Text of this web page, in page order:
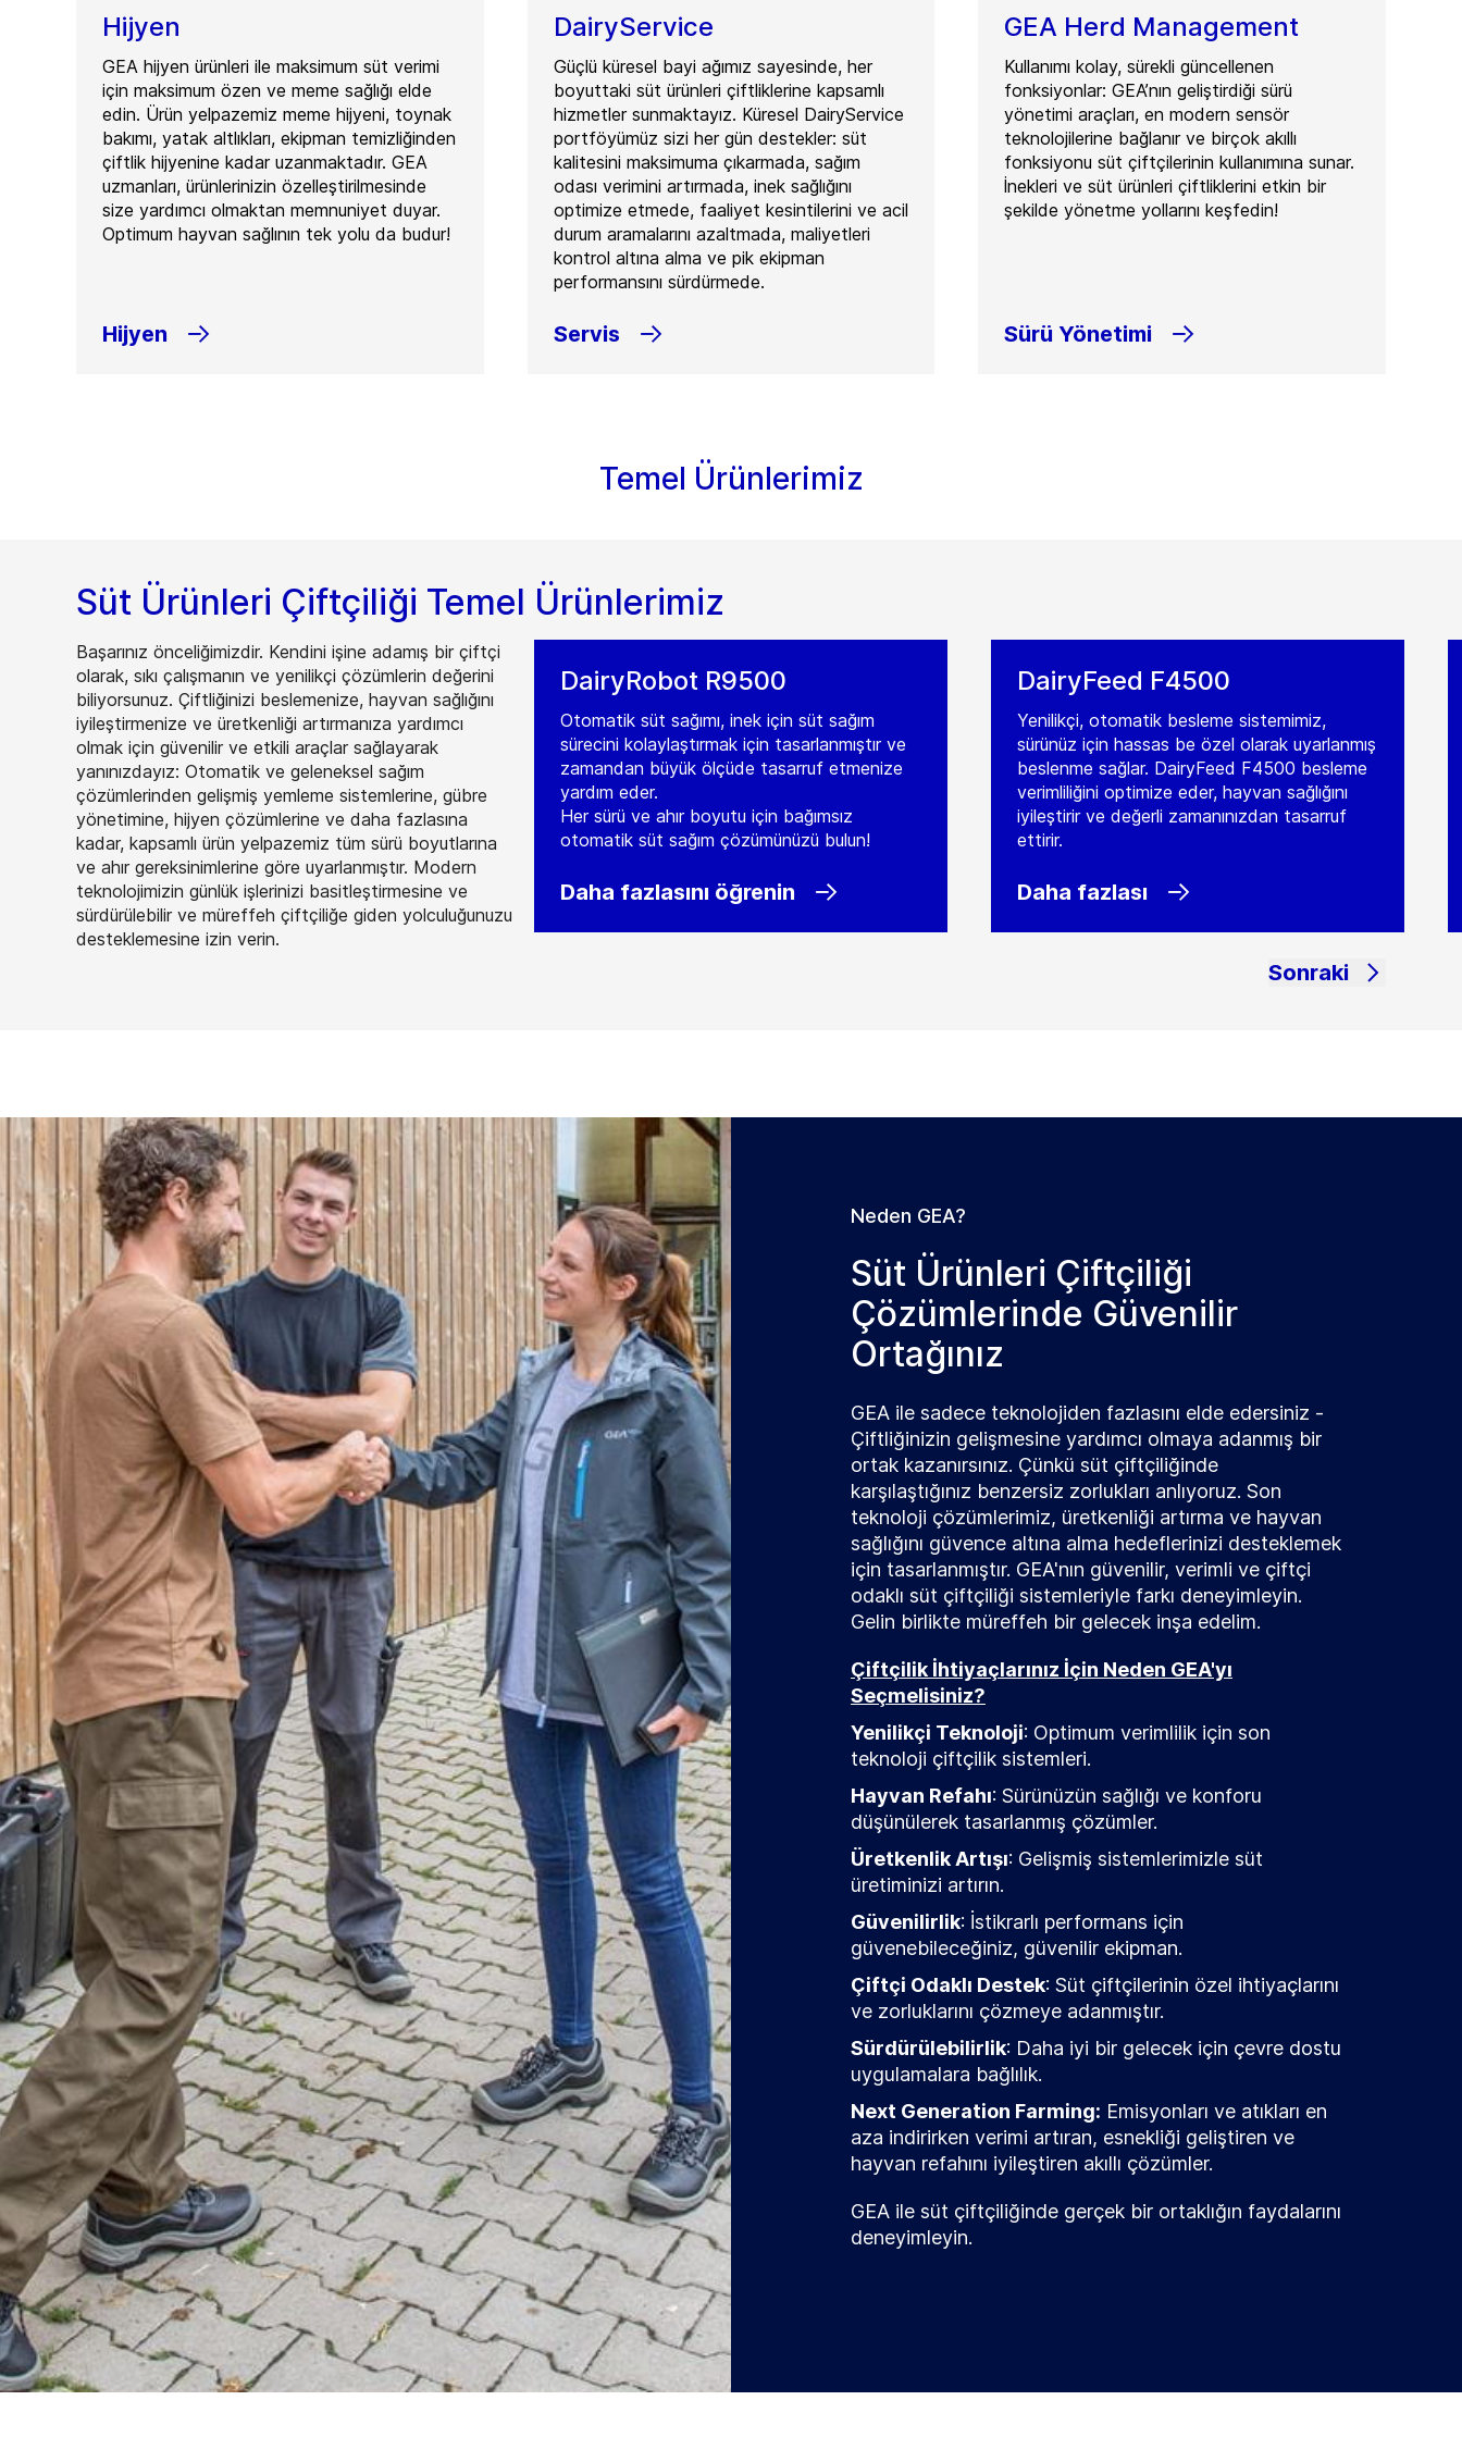
Hijyen
GEA hijyen ürünleri ile maksimum süt verimi
için maksimum özen ve meme sağlığı elde
edin. Ürün yelpazemiz meme hijyeni, toynak
bakımı, yatak altlıkları, ekipman temizliğinden
çiftlik hijyenine kadar uzanmaktadır. GEA
uzmanları, ürünlerinizin özelleştirilmesinde
size yardımcı olmaktan memnuniyet duyar.
Optimum hayvan sağlının tek yolu da budur!
Hijyen
DairyService
Güçlü küresel bayi ağımız sayesinde, her
boyuttaki süt ürünleri çiftliklerine kapsamlı
hizmetler sunmaktayız. Küresel DairyService
portföyümüz sizi her gün destekler: süt
kalitesini maksimuma çıkarmada, sağım
odası verimini artırmada, inek sağlığını
optimize etmede, faaliyet kesintilerini ve acil
durum aramalarını azaltmada, maliyetleri
kontrol altına alma ve pik ekipman
performansını sürdürmede.
Servis
GEA Herd Management
Kullanımı kolay, sürekli güncellenen
fonksiyonlar: GEA’nın geliştirdiği sürü
yönetimi araçları, en modern sensör
teknolojilerine bağlanır ve birçok akıllı
fonksiyonu süt çiftçilerinin kullanımına sunar.
İnekleri ve süt ürünleri çiftliklerini etkin bir
şekilde yönetme yollarını keşfedin!
Sürü Yönetimi
Temel Ürünlerimiz
Süt Ürünleri Çiftçiliği Temel Ürünlerimiz
Başarınız önceliğimizdir. Kendini işine adamış bir çiftçi
olarak, sıkı çalışmanın ve yenilikçi çözümlerin değerini
biliyorsunuz. Çiftliğinizi beslemenize, hayvan sağlığını
iyileştirmenize ve üretkenliği artırmanıza yardımcı
olmak için güvenilir ve etkili araçlar sağlayarak
yanınızdayız: Otomatik ve geleneksel sağım
çözümlerinden gelişmiş yemleme sistemlerine, gübre
yönetimine, hijyen çözümlerine ve daha fazlasına
kadar, kapsamlı ürün yelpazemiz tüm sürü boyutlarına
ve ahır gereksinimlerine göre uyarlanmıştır. Modern
teknolojimizin günlük işlerinizi basitleştirmesine ve
sürdürülebilir ve müreffeh çiftçiliğe giden yolculuğunuzu
desteklemesine izin verin.
DairyRobot R9500
Otomatik süt sağımı, inek için süt sağım
sürecini kolaylaştırmak için tasarlanmıştır ve
zamandan büyük ölçüde tasarruf etmenize
yardım eder.
Her sürü ve ahır boyutu için bağımsız
otomatik süt sağım çözümünüzü bulun!
Daha fazlasını öğrenin
DairyFeed F4500
Yenilikçi, otomatik besleme sistemimiz,
sürünüz için hassas be özel olarak uyarlanmış
beslenme sağlar. DairyFeed F4500 besleme
verimliliğini optimize eder, hayvan sağlığını
iyileştirir ve değerli zamanınızdan tasarruf
ettirir.
Daha fazlası
Sonraki
Neden GEA?
Süt Ürünleri Çiftçiliği
Çözümlerinde Güvenilir
Ortağınız
GEA ile sadece teknolojiden fazlasını elde edersiniz -
Çiftliğinizin gelişmesine yardımcı olmaya adanmış bir
ortak kazanırsınız. Çünkü süt çiftçiliğinde
karşılaştığınız benzersiz zorlukları anlıyoruz. Son
teknoloji çözümlerimiz, üretkenliği artırma ve hayvan
sağlığını güvence altına alma hedeflerinizi desteklemek
için tasarlanmıştır. GEA'nın güvenilir, verimli ve çiftçi
odaklı süt çiftçiliği sistemleriyle farkı deneyimleyin.
Gelin birlikte müreffeh bir gelecek inşa edelim.
Çiftçilik İhtiyaçlarınız İçin Neden GEA'yı
Seçmelisiniz?
Yenilikçi Teknoloji: Optimum verimlilik için son
teknoloji çiftçilik sistemleri.
Hayvan Refahı: Sürünüzün sağlığı ve konforu
düşünülerek tasarlanmış çözümler.
Üretkenlik Artışı: Gelişmiş sistemlerimizle süt
üretiminizi artırın.
Güvenilirlik: İstikrarlı performans için
güvenebileceğiniz, güvenilir ekipman.
Çiftçi Odaklı Destek: Süt çiftçilerinin özel ihtiyaçlarını
ve zorluklarını çözmeye adanmıştır.
Sürdürülebilirlik: Daha iyi bir gelecek için çevre dostu
uygulamalara bağlılık.
Next Generation Farming: Emisyonları ve atıkları en
aza indirirken verimi artıran, esnekliği geliştiren ve
hayvan refahını iyileştiren akıllı çözümler.
GEA ile süt çiftçiliğinde gerçek bir ortaklığın faydalarını
deneyimleyin.